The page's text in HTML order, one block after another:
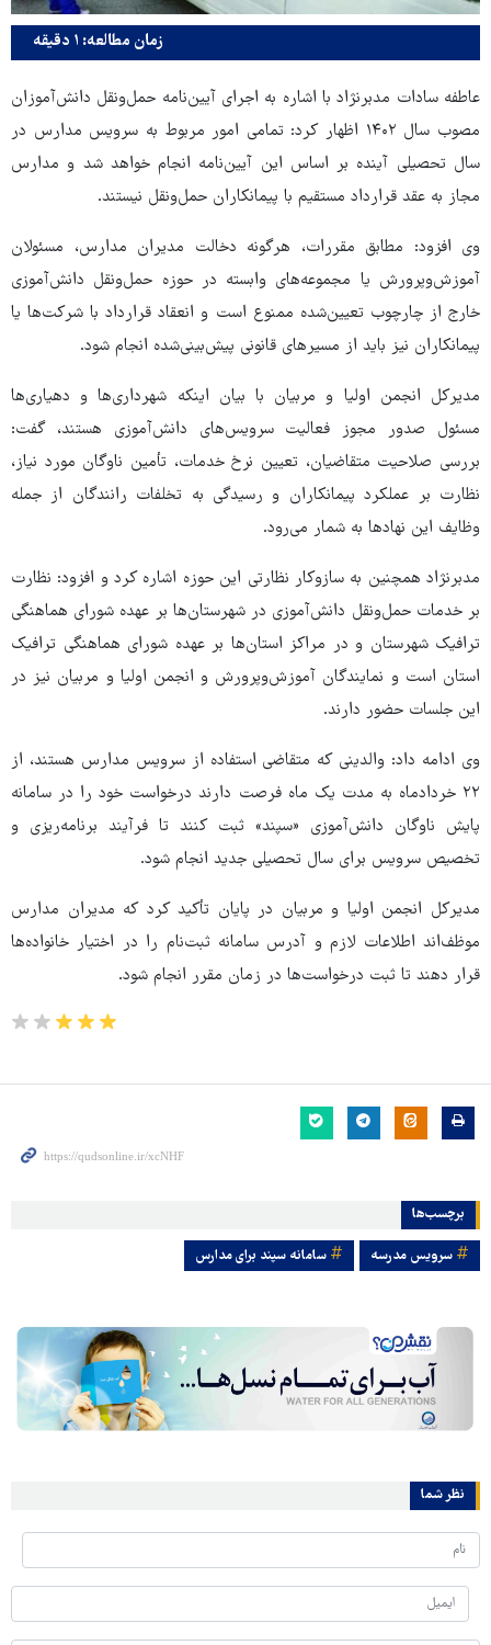
زمان مطالعه: ۱ دقیقه
عاطفه سادات مدبرنژاد با اشاره به اجرای آیین‌نامه حمل‌ونقل دانش‌آموزان
مصوب سال ۱۴۰۲ اظهار کرد: تمامی امور مربوط به سرویس مدارس در
سال تحصیلی آینده بر اساس این آیین‌نامه انجام خواهد شد و مدارس
مجاز به عقد قرارداد مستقیم با پیمانکاران حمل‌ونقل نیستند.
وی افزود: مطابق مقررات، هرگونه دخالت مدیران مدارس، مسئولان
آموزش‌وپرورش یا مجموعه‌های وابسته در حوزه حمل‌ونقل دانش‌آموزی
خارج از چارچوب تعیین‌شده ممنوع است و انعقاد قرارداد با شرکت‌ها یا
پیمانکاران نیز باید از مسیرهای قانونی پیش‌بینی‌شده انجام شود.
مدیرکل انجمن اولیا و مربیان با بیان اینکه شهرداری‌ها و دهیاری‌ها
مسئول صدور مجوز فعالیت سرویس‌های دانش‌آموزی هستند، گفت:
بررسی صلاحیت متقاضیان، تعیین نرخ خدمات، تأمین ناوگان مورد نیاز،
نظارت بر عملکرد پیمانکاران و رسیدگی به تخلفات رانندگان از جمله
وظایف این نهادها به شمار می‌رود.
مدبرنژاد همچنین به سازوکار نظارتی این حوزه اشاره کرد و افزود: نظارت
بر خدمات حمل‌ونقل دانش‌آموزی در شهرستان‌ها بر عهده شورای هماهنگی
ترافیک شهرستان و در مراکز استان‌ها بر عهده شورای هماهنگی ترافیک
استان است و نمایندگان آموزش‌وپرورش و انجمن اولیا و مربیان نیز در
این جلسات حضور دارند.
وی ادامه داد: والدینی که متقاضی استفاده از سرویس مدارس هستند، از
۲۲ خردادماه به مدت یک ماه فرصت دارند درخواست خود را در سامانه
پایش ناوگان دانش‌آموزی «سپند» ثبت کنند تا فرآیند برنامه‌ریزی و
تخصیص سرویس برای سال تحصیلی جدید انجام شود.
مدیرکل انجمن اولیا و مربیان در پایان تأکید کرد که مدیران مدارس
موظف‌اند اطلاعات لازم و آدرس سامانه ثبت‌نام را در اختیار خانواده‌ها
قرار دهند تا ثبت درخواست‌ها در زمان مقرر انجام شود.
برچسب‌ها
سرویس مدرسه سامانه سپند برای مدارس
نظر شما